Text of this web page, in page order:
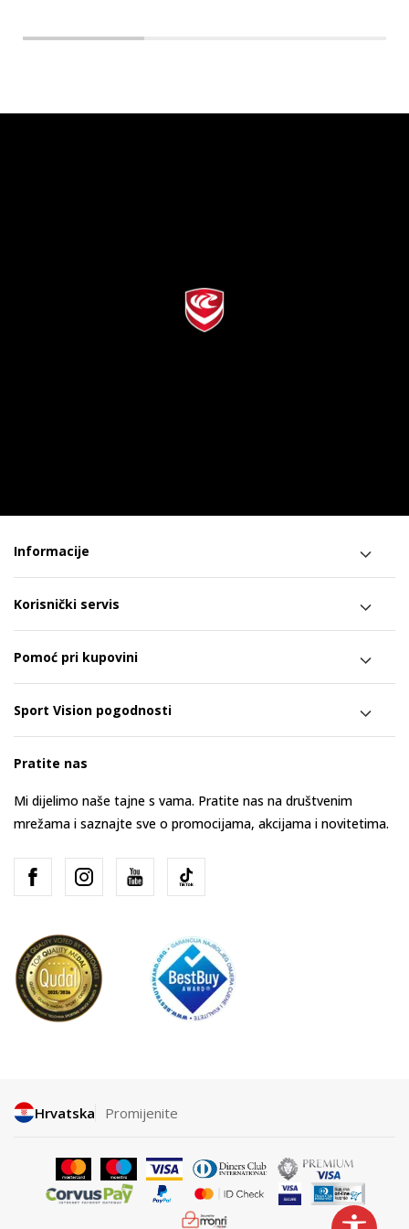
Informacije
Korisnički servis
Pomoć pri kupovini
Sport Vision pogodnosti
Pratite nas
Mi dijelimo naše tajne s vama. Pratite nas na društvenim
mrežama i saznajte sve o promocijama, akcijama i novitetima.
Hrvatska Promijenite